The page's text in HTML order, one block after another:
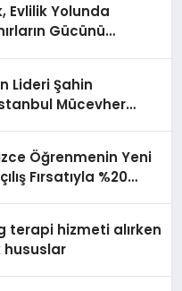
Evlilik Yolunda
Gücünü
Lideri Şahin
Mücevher
Öğrenmenin Yeni
Fırsatıyla %20
terapi hizmeti alırken